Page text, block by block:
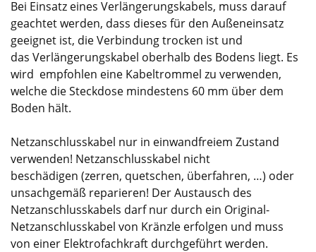
Bei Einsatz eines Verlängerungskabels, muss darauf
geachtet werden, dass dieses für den Außeneinsatz
geeignet ist, die Verbindung trocken ist und
das Verlängerungskabel oberhalb des Bodens liegt. Es
wird empfohlen eine Kabeltrommel zu verwenden,
welche die Steckdose mindestens 60 mm über dem
Boden hält.
Netzanschlusskabel nur in einwandfreiem Zustand
verwenden! Netzanschlusskabel nicht
beschädigen (zerren, quetschen, überfahren, …) oder
unsachgemäß reparieren! Der Austausch des
Netzanschlusskabels darf nur durch ein Original-
Netzanschlusskabel von Kränzle erfolgen und muss
von einer Elektrofachkraft durchgeführt werden.